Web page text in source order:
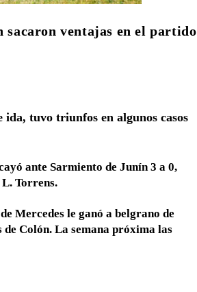
sacaron ventajas en el partido
tuvo triunfos en algunos casos
ante Sarmiento de Junín 3 a 0,
Torrens.
Mercedes le ganó a belgrano de
Colón. La semana próxima las